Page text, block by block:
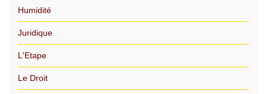
Humidité
Juridique
L'Etape
Le Droit